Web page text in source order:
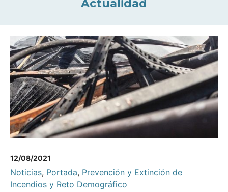
Actualidad
12/08/2021
Noticias, Portada, Prevención y Extinción de
Incendios y Reto Demográfico